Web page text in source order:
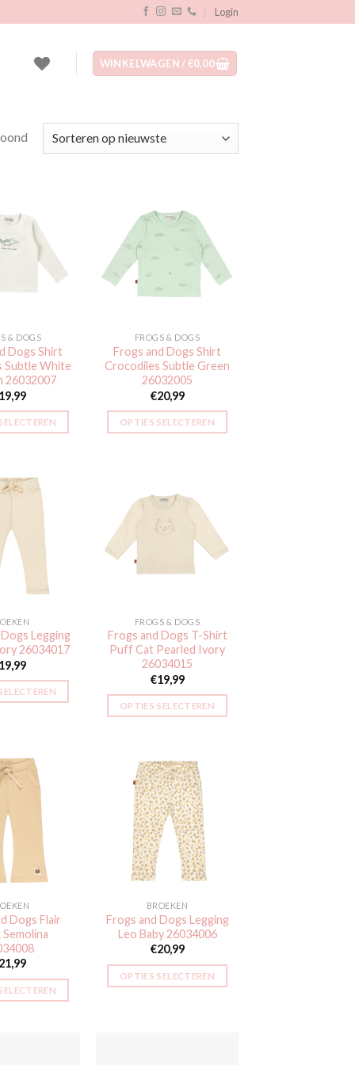
Login
WINKELWAGEN /€0,00
Gesorteerd
Toevoegen
aan
verlanglijst
& DOGS
Dogs Shirt
Subtle White
26032007
heeft
meerdere
Deze
optie
kan
gekozen
op
de
productpagina
Toevoegen
aan
verlanglijst
FROGS & DOGS
Frogs and Dogs Shirt
Crocodiles Subtle Green
26032005
€20,99
OPTIES SELECTEREN
meerdere
variaties.
Deze
op
de
productpagina
aan
verlanglijst
Legging
26034017
meerdere
variaties.
optie
kan
gekozen
worden
de
productpagina
Toevoegen
aan
verlanglijst
FROGS & DOGS
Frogs and Dogs T-Shirt
Puff Cat Pearled Ivory
26034015
€19,99
OPTIES SELECTEREN
heeft
meerdere
variaties.
Deze
optie
kan
gekozen
op
de
productpagina
Toevoegen
aan
verlanglijst
Dogs Flair
Toevoegen
aan
verlanglijst
BROEKEN
Frogs and Dogs Legging
Leo Baby 26034006
€20,99
OPTIES SELECTEREN